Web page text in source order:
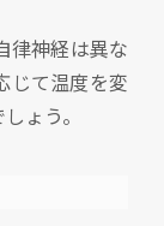
律神経は異な
じて温度を変
ょう。